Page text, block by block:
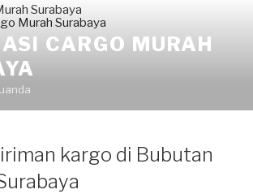
CARGO MURAH
kargo di Bubutan